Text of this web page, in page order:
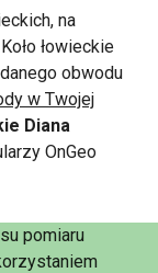
na
łowieckie
obwodu
w Twojej
Diana
OnGeo
pomiaru